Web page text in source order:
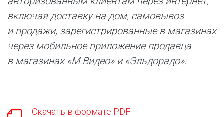
включая доставку на дом, самовывоз
и продажи, зарегистрированные в магазинах
через мобильное приложение продавца
в магазинах «М.Видео» и «Эльдорадо».
Скачать в формате PDF